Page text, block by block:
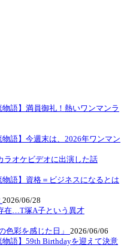
物語】満員御礼！熱いワンマンラ
物語】今週末は、2026年ワンマン
ラオケビデオに出演した話
物語】資格＝ビジネスになるとは
2026/06/28
在…T塚A子という異才
色彩を感じた日」 2026/06/06
物語】59th Birthdayを迎えて決意